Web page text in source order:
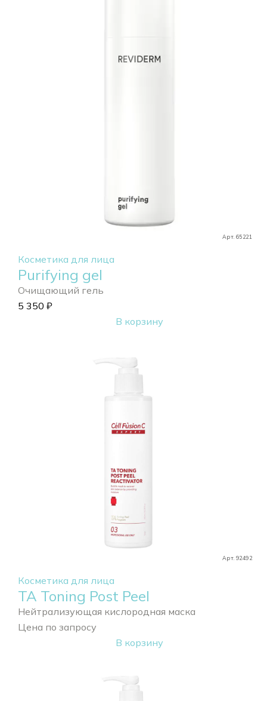
Арт. 65221
Косметика для лица
Purifying gel
Очищающий гель
5 350 ₽
В корзину
Арт. 92492
Косметика для лица
TA Toning Post Peel
Нейтрализующая кислородная маска
Цена по запросу
В корзину